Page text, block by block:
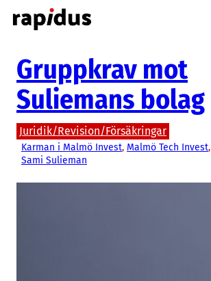
Hoppa
till
Gruppkrav mot
Suliemans bolag
Juridik/Revision/Försäkringar
Karman i Malmö Invest, Malmö Tech Invest,
Sami Sulieman